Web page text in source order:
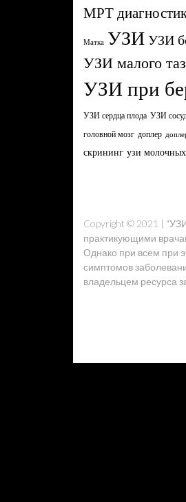
МРТ
Матка УЗИ УЗИ
УЗИ малого
УЗИ при
УЗИ сердца плода УЗИ
головной мозг доплер
скрининг узи
Copyright © 2021 |
практикующими
Однако при всем при
симптомов
владельцем ресурса